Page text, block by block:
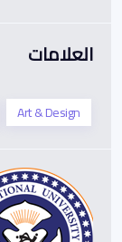
العلامات
Art & Design